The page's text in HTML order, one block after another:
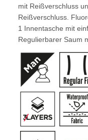
mit Reißverschluss
Reißverschluss.
1 Innentasche mit
Regulierbarer Saum